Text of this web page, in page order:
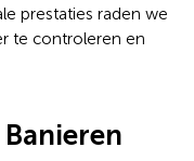
prestaties raden we
te controleren en